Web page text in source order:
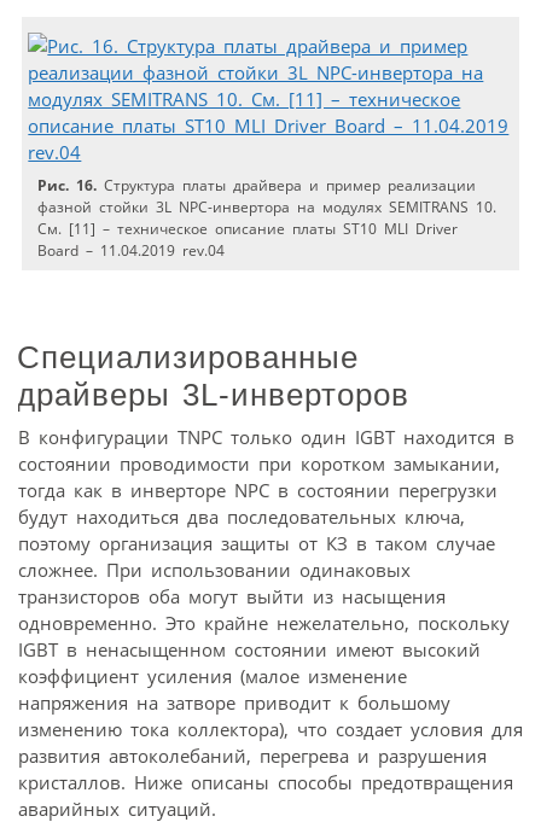
Рис. 16. Структура платы драйвера и пример реализации
фазной стойки 3L NPC-инвертора на модулях SEMITRANS 10.
См. [11] – техническое описание платы ST10 MLI Driver
Board – 11.04.2019 rev.04
Специализированные
драйверы 3L-инверторов
В конфигурации TNPC только один IGBT находится в
состоянии проводимости при коротком замыкании,
тогда как в инверторе NPC в состоянии перегрузки
будут находиться два последовательных ключа,
поэтому организация защиты от КЗ в таком случае
сложнее. При использовании одинаковых
транзисторов оба могут выйти из насыщения
одновременно. Это крайне нежелательно, поскольку
IGBT в ненасыщенном состоянии имеют высокий
коэффициент усиления (малое изменение
напряжения на затворе приводит к большому
изменению тока коллектора), что создает условия для
развития автоколебаний, перегрева и разрушения
кристаллов. Ниже описаны способы предотвращения
аварийных ситуаций.